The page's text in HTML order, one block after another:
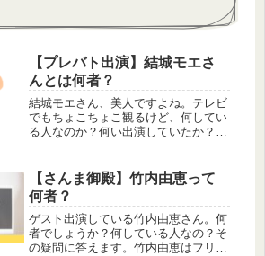
【プレバト出演】結城モエさ
んとは何者？
結城モエさん、美人ですよね。テレビ
でもちょこちょこ観るけど、何してい
る人なのか？何い出演していたか？そ
や女優業をしています。また、バレエ
ティー番組に出演するなどタレント活
動...
【さんま御殿】竹内由恵って
何者？
ゲスト出演している竹内由恵さん。何
者でしょうか？何している人なの？そ
の疑問に答えます。竹内由恵はフリー